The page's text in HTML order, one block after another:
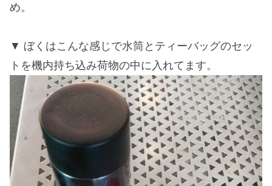
め。
ぼくはこんな感じで水筒とティーバッグのセッ
トを機内持ち込み荷物の中に入れてます。